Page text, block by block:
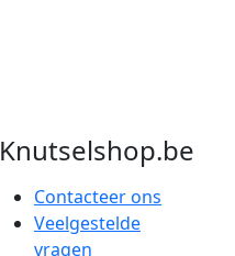
Knutselshop.be
Contacteer ons
Veelgestelde
vragen